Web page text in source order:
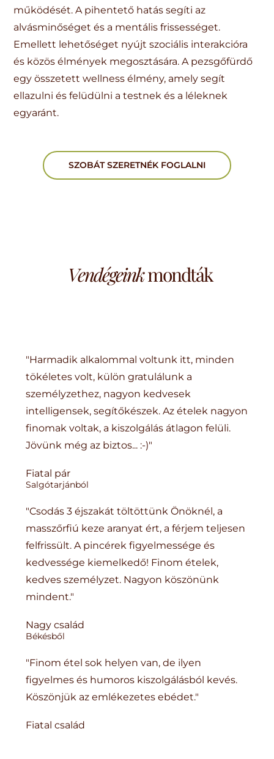
működését. A pihentető hatás segíti az
alvásminőséget és a mentális frissességet.
Emellett lehetőséget nyújt szociális interakcióra
és közös élmények megosztására. A pezsgőfürdő
egy összetett wellness élmény, amely segít
ellazulni és felüdülni a testnek és a léleknek
egyaránt.
SZOBÁT SZERETNÉK FOGLALNI
Vendégeinkmondták
"Harmadik alkalommal voltunk itt, minden
tökéletes volt, külön gratulálunk a
személyzethez, nagyon kedvesek
intelligensek, segítőkészek. Az ételek nagyon
finomak voltak, a kiszolgálás átlagon felüli.
Jövünk még az biztos... :-)"
Fiatal pár
Salgótarjánból
"Csodás 3 éjszakát töltöttünk Önöknél, a
masszőrfiú keze aranyat ért, a férjem teljesen
felfrissült. A pincérek figyelmessége és
kedvessége kiemelkedő! Finom ételek,
kedves személyzet. Nagyon köszönünk
mindent."
Nagy család
Békésből
"Finom étel sok helyen van, de ilyen
figyelmes és humoros kiszolgálásból kevés.
Köszönjük az emlékezetes ebédet."
Fiatal család